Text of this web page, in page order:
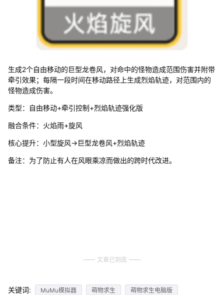
生成2个自由移动的巨型龙卷风，对命中的怪物造成范围伤害并附带
牵引效果；每隔一段时间在移动路径上生成烈焰轨迹，对范围内的
怪物造成伤害。
类型：自由移动+牵引控制+烈焰轨迹强化版
融合条件：火焰雨+旋风
核心提升：小型旋风→巨型龙卷风+烈焰轨迹
备注：为了防止有人在风眼乘凉而做出的跨时代改进。
文章已到底
关键词: MuMu模拟器 萌物求生
萌物求生电脑版